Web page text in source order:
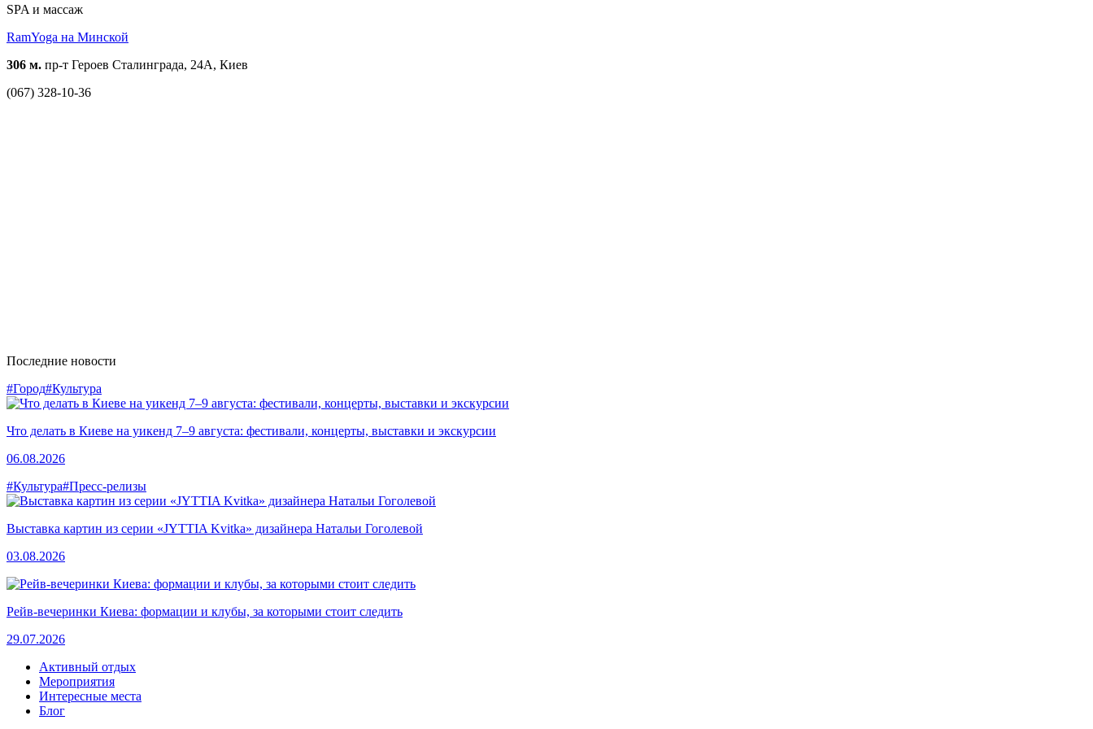
SPA и массаж
RamYoga на Минской
306 м. пр-т Героев Сталинграда, 24А, Киев
(067) 328-10-36
Последние новости
#Город#Культура
Что делать в Киеве на уикенд 7–9 августа: фестивали, концерты, выставки и экскурсии
06.08.2026
#Культура#Пресс-релизы
Выставка картин из серии «JYTTIA Kvitka» дизайнера Натальи Гоголевой
03.08.2026
Рейв-вечеринки Киева: формации и клубы, за которыми стоит следить
29.07.2026
Активный отдых
Мероприятия
Интересные места
Блог